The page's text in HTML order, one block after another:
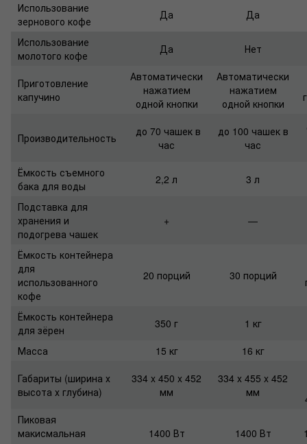
Использование
зернового кофе
Да
Да
Использование
молотого кофе
Да Нет
Приготовление
капучино
Автоматически
нажатием
одной кнопки
Автоматически
нажатием
одной кнопки
Производительность
до 70 чашек в
час
до 100 чашек в
час
Ёмкость съемного
бака для воды
2,2 л
3 л
Подставка для
хранения и
подогрева чашек
+ —
Ёмкость контейнера
для
использованного
кофе
20 порций 30 порций
Ёмкость контейнера
для зёрен
350 г
1 кг
Масса
15 кг
16 кг
Габариты (ширина х
высота х глубина)
334 x 450 x 452
мм
334 x 455 x 452
мм
Пиковая
макисмальная
1400 Вт 1400 Вт